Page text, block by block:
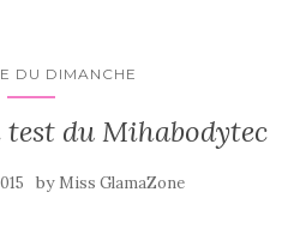
DU DIMANCHE
du Mihabodytec
by Miss GlamaZone